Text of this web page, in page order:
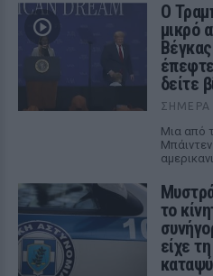
Ο
μικρό
δείτε
ΣΉΜΕΡΑ
Μια από
το
είχε